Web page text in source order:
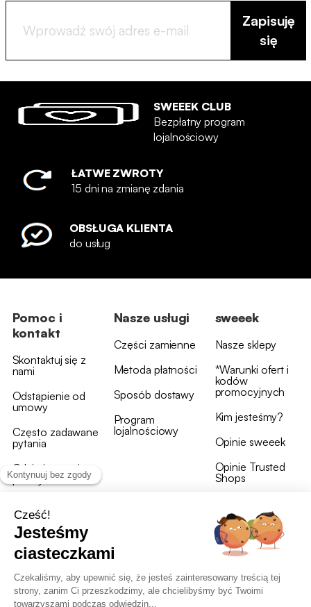
Zapisuję
się
SWEEEK CLUB
Bezpłatny program
lojalnościowy
ŁATWE ZWROTY
15 dni na zmianę zdania
OBSŁUGA KLIENTA
do usług
Pomoc i
kontakt
Skontaktuj się z
nami
Odstąpienie od
umowy
Często zadawane
pytania
Gdzie jest moja
przesyłka?
Nasze usługi
Części zamienne
Metoda płatności
Sposób dostawy
Program
lojalnościowy
sweeek
Nasze sklepy
*Warunki ofert i
kodów
promocyjnych
Kim jesteśmy?
Opinie sweeek
Opinie Trusted
Shops
OWU programu lojalnościowego
RODO i polityka plików cookie